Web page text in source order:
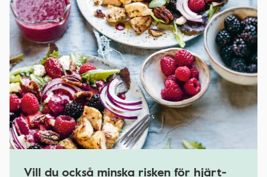
Vill du också minska risken för hjärt-